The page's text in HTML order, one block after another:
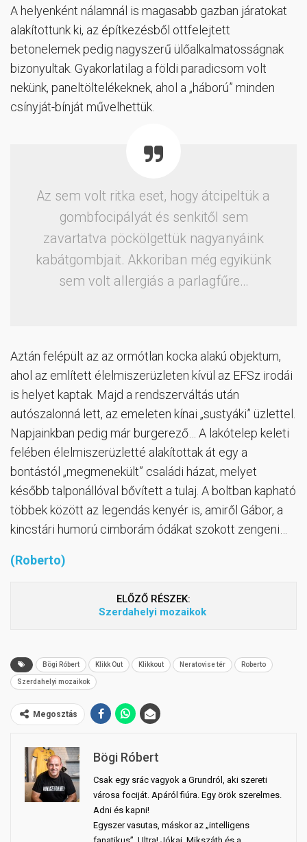
A helyenként nálamnál is magasabb gazban járatokat
alakítottunk ki, az építkezésből ottfelejtett
betonelemek pedig nagyszerű ülőalkalmatosságnak
bizonyultak. Gyakorlatilag a földi paradicsom volt
nekünk, paneltöltelékeknek, ahol a „háború” minden
csínyját-bínját művelhettük.
Az sem volt ritka eset, hogy átcipeltük a
gombfocipályát és senkitől sem
zavartatva pöckölgettük nagyanyáink
kabátgombjait. Akkoriban még egyikünk
sem volt allergiás a parlagfűre…
Aztán felépült az az ormótlan kocka alakú objektum,
ahol az említett élelmiszerüzleten kívül az EFSz irodái
is helyet kaptak. Majd a rendszerváltás után
autószalonná lett, az emeleten kínai „sustyáki” üzlettel.
Napjainkban pedig már burgerező… A lakótelep keleti
felében élelmiszerüzletté alakítottak át egy a
bontástól „megmenekült” családi házat, melyet
később talponállóval bővített a tulaj. A boltban kapható
többek között az legendás kenyér is, amiről Gábor, a
kincstári humorú cimborám ódákat szokott zengeni…
(Roberto)
ELŐZŐ RÉSZEK:
Szerdahelyi mozaikok
Bögi Róbert Klikk Out Klikkout Neratovise tér Roberto
Szerdahelyi mozaikok
Megosztás
Bögi Róbert
Csak egy srác vagyok a Grundról, aki szereti
városa fociját. Apáról fiúra. Egy örök szerelmes.
Adni és kapni!
Egyszer vasutas, máskor az „intelligens